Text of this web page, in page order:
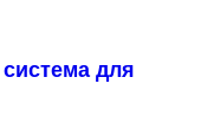
для